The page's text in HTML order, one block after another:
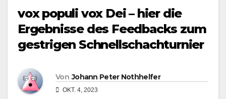
vox populi vox Dei – hier die
Ergebnisse des Feedbacks zum
gestrigen Schnellschachturnier
Von Johann Peter Nothhelfer
OKT. 4, 2023